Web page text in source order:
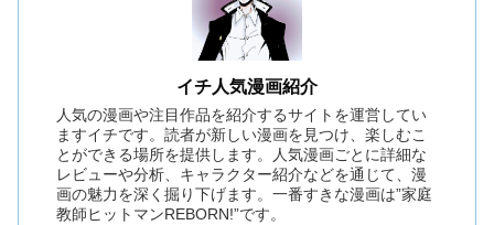
イチ人気漫画紹介
人気の漫画や注目作品を紹介するサイトを運営してい
ますイチです。読者が新しい漫画を見つけ、楽しむこ
とができる場所を提供します。人気漫画ごとに詳細な
レビューや分析、キャラクター紹介などを通じて、漫
画の魅力を深く掘り下げます。一番すきな漫画は”家庭
教師ヒットマンREBORN!”です。